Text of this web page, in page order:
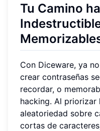
Tu Camino
Con Diceware, ya
crear contraseñas
recordar, o
hacking. Al priorizar
aleatoriedad sobre
cortas de